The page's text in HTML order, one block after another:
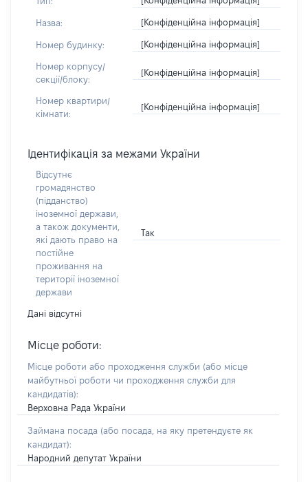
Назва: [Конфіденційна інформація]
Номер будинку: [Конфіденційна інформація]
Номер корпусу/
секції/блоку:
[Конфіденційна інформація]
Номер квартири/
кімнати:
[Конфіденційна інформація]
Ідентифікація за межами України
Відсутнє
громадянство
(підданство)
іноземної держави,
а також документи,
які дають право на
постійне
проживання на
території іноземної
держави
Так
Дані відсутні
Місце роботи:
Місце роботи або проходження служби (або місце
майбутньої роботи чи проходження служби для
кандидатів):
Верховна Рада України
Займана посада (або посада, на яку претендуєте як
кандидат):
Народний депутат України